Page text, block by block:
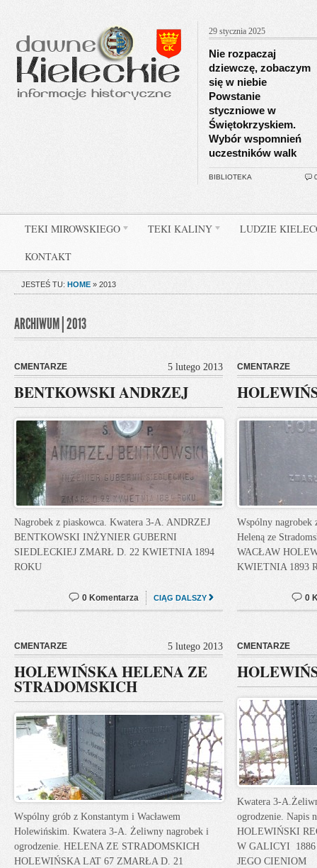
29 stycznia 2025
Nie rozpaczaj
dziewczę, zobaczym
się w niebie
Powstanie
styczniowe w
Świętokrzyskiem.
Wybór wspomnień
uczestników walk
BIBLIOTEKA
TEKI MIROWSKIEGO TEKI KALINY LUDZIE
KONTAKT
JESTEŚ TU: HOME » 2013
ARCHIWUM | 2013
CMENTARZE 5 lutego 2013
BENTKOWSKI ANDRZEJ
Nagrobek z piaskowca. Kwatera 3-A. ANDRZEJ
BENTKOWSKI INŻYNIER GUBERNI
SIEDLECKIEJ ZMARŁ D. 22 KWIETNIA 1894
ROKU
CIĄG DALSZY
0 Komentarza
CMENTARZE
Wspólny
Heleną ze
WACŁAW
KWIETNIA 1893
0
CMENTARZE 5 lutego 2013
HOLEWIŃSKA HELENA ZE
STRADOMSKICH
Wspólny grób z Konstantym i Wacławem
Holewińskim. Kwatera 3-A. Żeliwny nagrobek i
ogrodzenie. HELENA ZE STRADOMSKICH
HOLEWIŃSKA LAT 67 ZMARŁA D. 21
CMENTARZE
Kwatera 3-
ogrodzenie. Napis
HOLEWIŃSKI
W GALICYI 1886
JEGO CIENIOM